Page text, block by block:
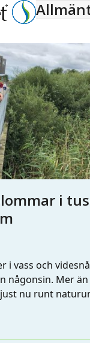
i
i vass och
någonsin. Mer än
nu runt